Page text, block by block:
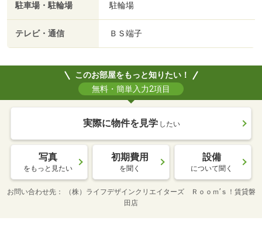
駐車場・駐輪場 駐輪場
テレビ・通信 ＢＳ端子
このお部屋をもっと知りたい！
無料・簡単入力2項目
実際に物件を見学 したい
写真
をもっと見たい
初期費用
を聞く
設備
について聞く
お問い合わせ先
（株）ライフデザインクリエイターズ Ｒｏｏｍ’ｓ！賃貸磐
田店